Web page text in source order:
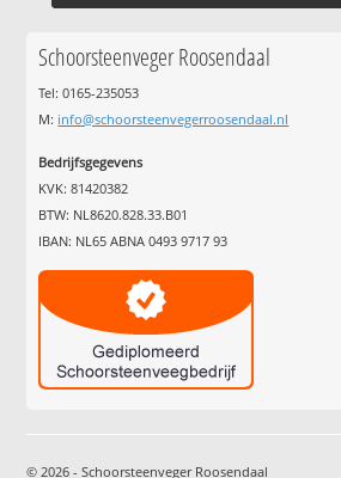
Schoorsteenveger Roosendaal
Tel: 0165-235053
M: info@schoorsteenvegerroosendaal.nl
Bedrijfsgegevens
KVK: 81420382
BTW: NL8620.828.33.B01
IBAN: NL65 ABNA 0493 9717 93
© 2026 - Schoorsteenveger Roosendaal